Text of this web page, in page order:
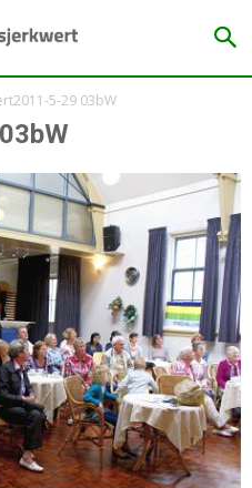
5-29 03bW